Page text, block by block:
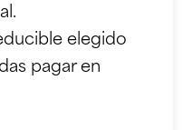
elegido
pagar en